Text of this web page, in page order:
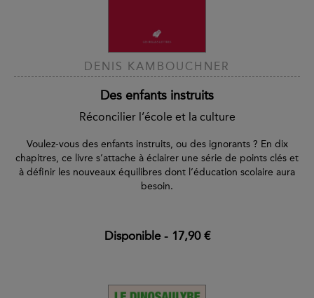
DENIS KAMBOUCHNER
Des enfants instruits
Réconcilier l’école et la culture
Voulez-vous des enfants instruits, ou des ignorants ? En dix
chapitres, ce livre s’attache à éclairer une série de points clés et
à définir les nouveaux équilibres dont l’éducation scolaire aura
besoin.
Disponible- 17,90 €